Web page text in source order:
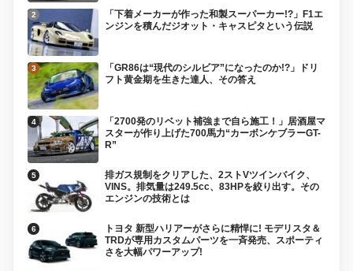
「下着メーカーが作った和製スーパーカー!?」F1エ
ンジンを積んだジオット・キャスピタという伝説
「GR86は“現代のシルビア”になったのか!?」ドリ
フト黄金期を生きた達人、その答え
「2700発のリベット補強まで自ら施工！」居酒屋マ
スターが作り上げた700馬力“カーボンケブラーGT-
R”
排ガス規制をクリアした、2ストVツインバイク、
VINS。排気量は249.5cc、83HPを絞り出す。その
エンジンの技術とは
トヨタ 新型ハリアーがさらに精悍に! モデリスタ＆
TRDが専用カスタムパーツを一斉発売、スポーティ
さを大幅パワーアップ!